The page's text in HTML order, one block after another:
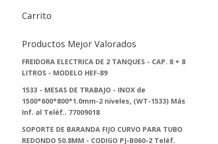
Carrito
Productos Mejor Valorados
FREIDORA ELECTRICA DE 2 TANQUES - CAP. 8 + 8
LITROS - MODELO HEF-89
1533 - MESAS DE TRABAJO - INOX de
1500*600*800*1.0mm-2 niveles, (WT-1533) Más
Inf. al Teléf.. 77009018
SOPORTE DE BARANDA FIJO CURVO PARA TUBO
REDONDO 50.8MM - CODIGO PJ-B060-2 Teléf.